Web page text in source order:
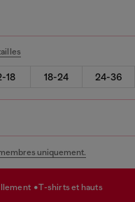
18 18-24 24-36
uniquement.
t-shirts et hauts